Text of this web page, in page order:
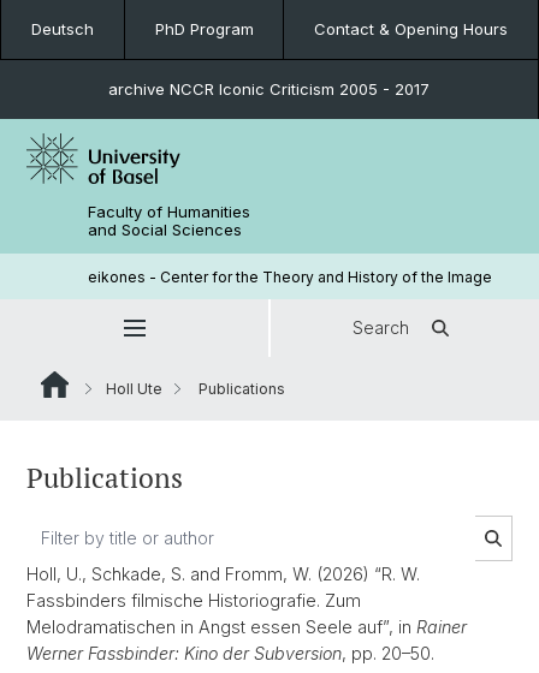
Deutsch PhD Program Contact & Opening Hours
archive NCCR Iconic Criticism 2005 - 2017
Faculty of Humanities
and Social Sciences
eikones - Center for the Theory and History of the Image
Search
Holl Ute Publications
Publications
Holl, U., Schkade, S. and Fromm, W. (2026) “R. W.
Fassbinders filmische Historiografie. Zum
Melodramatischen in Angst essen Seele auf”, in Rainer
Werner Fassbinder: Kino der Subversion, pp. 20–50.